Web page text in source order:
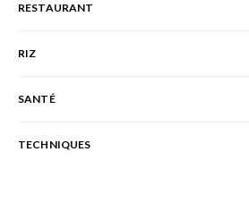
RESTAURANT
RIZ
SANTÉ
TECHNIQUES